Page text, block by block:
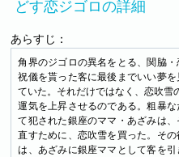
どす恋ジゴロの詳細
あらすじ：
角界のジゴロの異名をとる、関脇
祝儀を貰った客に最後までいい夢
ていた。それだけではなく、恋吹雪
運気を上昇させるのである。粗暴
て犯された銀座のママ・あざみは
直すために、恋吹雪を買った。そ
は、あざみに銀座ママとして客を